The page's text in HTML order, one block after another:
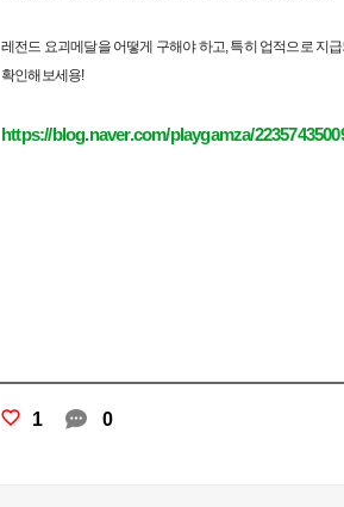
레전드 요괴메달을 어떻게 구해야 하고, 특히 업적으로 지
확인해보세용!
https://blog.naver.com/playgamza/
1 0